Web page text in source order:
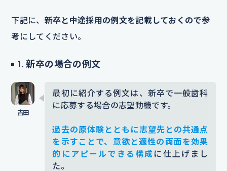
下記に、 新卒と中途採用の例文を記載しておくので参
考 にしてください。
1. 新卒の場合の例文
最初に紹介する例文は、新卒で一般歯科
に応募する場合の志望動機です。
過去の原体験とともに志望先との共通点
を示すことで、意欲と適性の両面を効果
的にアピールできる構成 に仕上げまし
た。